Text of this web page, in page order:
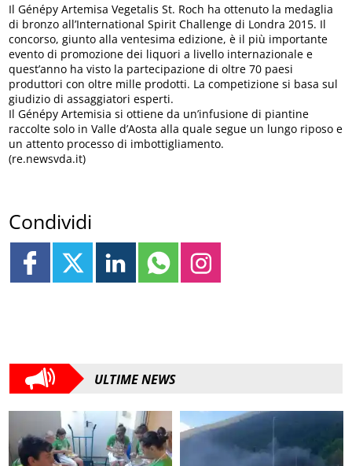
Il Génépy Artemisa Vegetalis St. Roch ha ottenuto la medaglia
di bronzo all’International Spirit Challenge di Londra 2015. Il
concorso, giunto alla ventesima edizione, è il più importante
evento di promozione dei liquori a livello internazionale e
quest’anno ha visto la partecipazione di oltre 70 paesi
produttori con oltre mille prodotti. La competizione si basa sul
giudizio di assaggiatori esperti.
Il Génépy Artemisia si ottiene da un’infusione di piantine
raccolte solo in Valle d’Aosta alla quale segue un lungo riposo e
un attento processo di imbottigliamento.
(re.newsvda.it)
Condividi
ULTIME NEWS